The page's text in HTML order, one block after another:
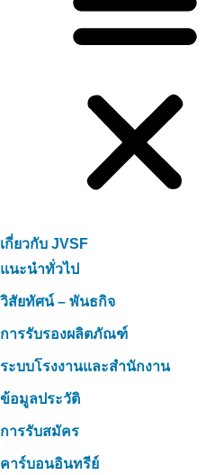
เกี่ยวกับ JVSF
แนะนำทั่วไป
วิสัยทัศน์ – พันธกิจ
การรับรองผลิตภัณฑ์
ระบบโรงงานและสำนักงาน
ข้อมูลประวัติ
การรับสมัคร
คาร์บอนอินทรีย์